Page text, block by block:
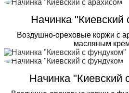
Начинка "Киевский
Воздушно-ореховые коржи с
масляным
Начинка "Киевский